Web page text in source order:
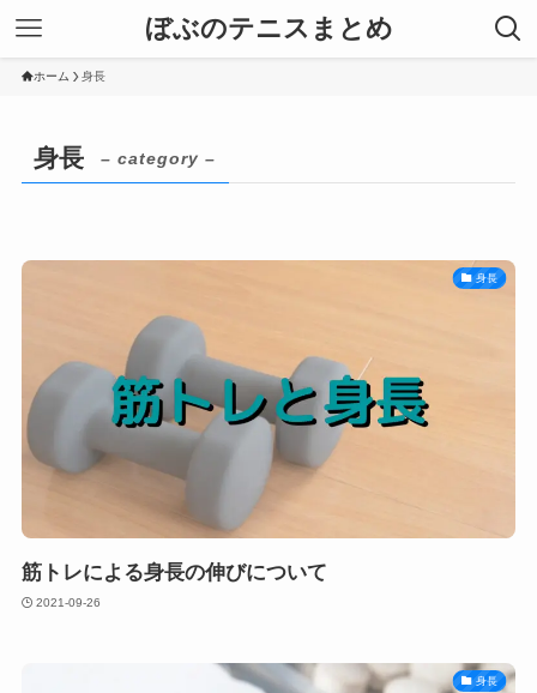
ぼぶのテニスまとめ
ホーム 身長
身長 – category –
身長
筋トレによる身長の伸びについて
2021-09-26
身長